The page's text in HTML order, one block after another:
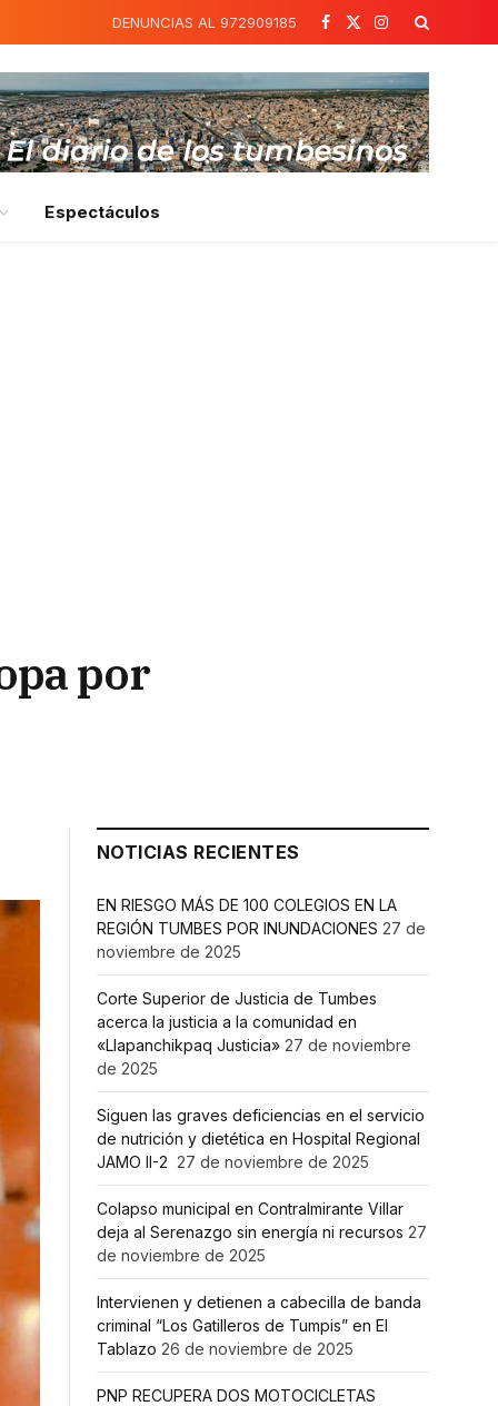
DENUNCIAS AL 972909185
Facebook
X
Instagram
Espectáculos
por
NOTICIAS RECIENTES
EN RIESGO MÁS DE 100 COLEGIOS EN LA
REGIÓN TUMBES POR INUNDACIONES 27 de
noviembre de 2025
Corte Superior de Justicia de Tumbes
acerca la justicia a la comunidad en
«Llapanchikpaq Justicia» 27 de noviembre
de 2025
Siguen las graves deficiencias en el servicio
de nutrición y dietética en Hospital Regional
JAMO II-2 27 de noviembre de 2025
Colapso municipal en Contralmirante Villar
deja al Serenazgo sin energía ni recursos 27
de noviembre de 2025
Intervienen y detienen a cabecilla de banda
criminal “Los Gatilleros de Tumpis” en El
Tablazo 26 de noviembre de 2025
PNP RECUPERA DOS MOTOCICLETAS